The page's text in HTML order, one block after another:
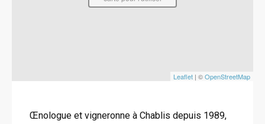
Leaflet | ©OpenStreetMap
Œnologue et vigneronne à Chablis depuis 1989,